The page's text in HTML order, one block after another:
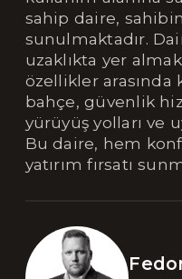
sahip daire,
sunulmaktadır.
uzaklıkta yer
özellikler arasında
bahçe, güvenlik
yürüyüş yolları ve
Bu daire, hem
yatırım fırsatı